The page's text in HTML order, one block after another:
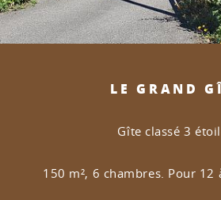
LE GRAND
Gîte classé 3
150 m², 6 chambres. Pour 12